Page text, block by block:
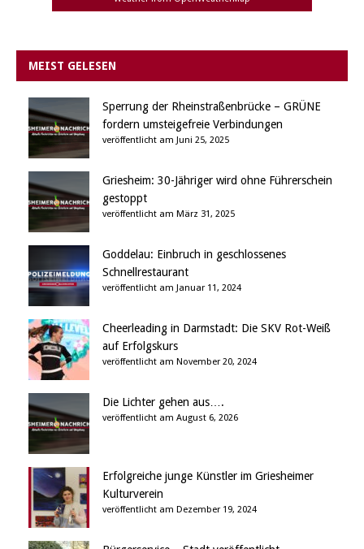
MEIST GELESEN
Sperrung der Rheinstraßenbrücke – GRÜNE
fordern umsteigefreie Verbindungen
veröffentlicht am Juni 25, 2025
Griesheim: 30-Jähriger wird ohne Führerschein
gestoppt
veröffentlicht am März 31, 2025
Goddelau: Einbruch in geschlossenes
Schnellrestaurant
veröffentlicht am Januar 11, 2024
Cheerleading in Darmstadt: Die SKV Rot-Weiß
auf Erfolgskurs
veröffentlicht am November 20, 2024
Die Lichter gehen aus….
veröffentlicht am August 6, 2026
Erfolgreiche junge Künstler im Griesheimer
Kulturverein
veröffentlicht am Dezember 19, 2024